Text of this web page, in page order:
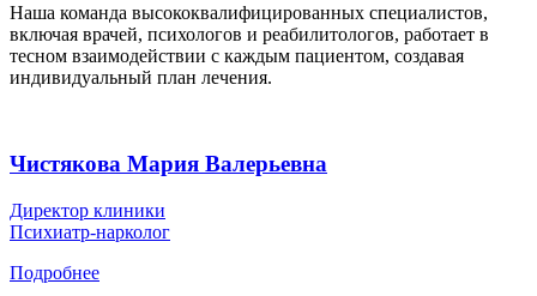
Наша команда высококвалифицированных специалистов,
включая врачей, психологов и реабилитологов, работает в
тесном взаимодействии с каждым пациентом, создавая
индивидуальный план лечения.
Чистякова Мария Валерьевна
Директор клиники
Психиатр-нарколог
Подробнее